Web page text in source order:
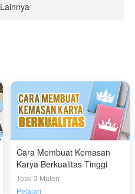
Cara Membuat Kemasan
Karya Berkualitas Tinggi
Total 3 Materi
Pelajari